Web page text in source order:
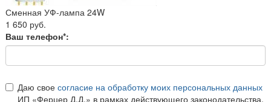
Сменная УФ-лампа 24W
1 650 руб.
Ваш телефон*:
Даю свое согласие на обработку моих персональных данных
ИП «Ферцер Д.Д.» в рамках действующего законодательства.